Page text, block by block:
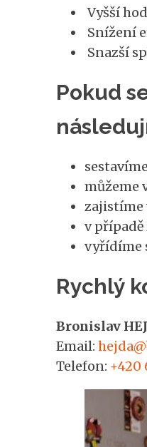
Vyšší
Snížení
Snazší
Pokud
můžeme
zajistíme
v
vyřídíme
Rychlý
Bronislav
Email:
Telefon: +420